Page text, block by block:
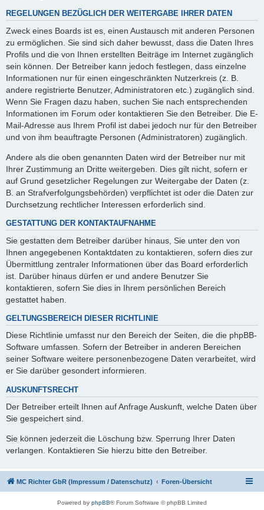
REGELUNGEN BEZÜGLICH DER WEITERGABE IHRER DATEN
Zweck eines Boards ist es, einen Austausch mit anderen Personen
zu ermöglichen. Sie sind sich daher bewusst, dass die Daten Ihres
Profils und die von Ihnen erstellten Beiträge im Internet zugänglich
sein können. Der Betreiber kann jedoch festlegen, dass einzelne
Informationen nur für einen eingeschränkten Nutzerkreis (z. B.
andere registrierte Benutzer, Administratoren etc.) zugänglich sind.
Wenn Sie Fragen dazu haben, suchen Sie nach entsprechenden
Informationen im Forum oder kontaktieren Sie den Betreiber. Die E-
Mail-Adresse aus Ihrem Profil ist dabei jedoch nur für den Betreiber
und von ihm beauftragte Personen (Administratoren) zugänglich.
Andere als die oben genannten Daten wird der Betreiber nur mit
Ihrer Zustimmung an Dritte weitergeben. Dies gilt nicht, sofern er
auf Grund gesetzlicher Regelungen zur Weitergabe der Daten (z.
B. an Strafverfolgungsbehörden) verpflichtet ist oder die Daten zur
Durchsetzung rechtlicher Interessen erforderlich sind.
GESTATTUNG DER KONTAKTAUFNAHME
Sie gestatten dem Betreiber darüber hinaus, Sie unter den von
Ihnen angegebenen Kontaktdaten zu kontaktieren, sofern dies zur
Übermittlung zentraler Informationen über das Board erforderlich
ist. Darüber hinaus dürfen er und andere Benutzer Sie
kontaktieren, sofern Sie dies in Ihrem persönlichen Bereich
gestattet haben.
GELTUNGSBEREICH DIESER RICHTLINIE
Diese Richtlinie umfasst nur den Bereich der Seiten, die die phpBB-
Software umfassen. Sofern der Betreiber in anderen Bereichen
seiner Software weitere personenbezogene Daten verarbeitet, wird
er Sie darüber gesondert informieren.
AUSKUNFTSRECHT
Der Betreiber erteilt Ihnen auf Anfrage Auskunft, welche Daten über
Sie gespeichert sind.
Sie können jederzeit die Löschung bzw. Sperrung Ihrer Daten
verlangen. Kontaktieren Sie hierzu bitte den Betreiber.
MC Richter GbR (Impressum / Datenschutz) Foren-Übersicht
Powered by phpBB® Forum Software © phpBB Limited